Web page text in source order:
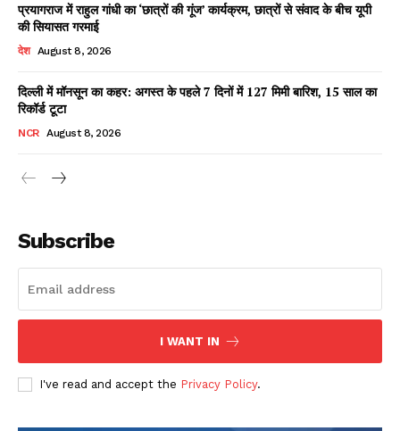
Facebook
X WhatsApp
Read Latest News on AIN
प्रयागराज में राहुल गांधी का ‘छात्रों की गूंज’ कार्यक्रम, छात्रों से संवाद के बीच यूपी
की सियासत गरमाई
देश August 8, 2026
दिल्ली में मॉनसून का कहर: अगस्त के पहले 7 दिनों में 127 मिमी बारिश, 15 साल का
रिकॉर्ड टूटा
NCR August 8, 2026
Subscribe
I WANT IN
I've read and accept the Privacy Policy.